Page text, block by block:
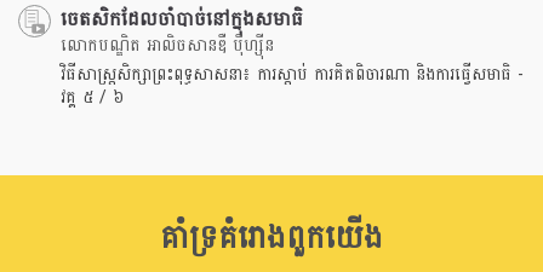
ចេតសិកដែលចាំបាច់នៅក្នុងសមាធិ
លោកបណ្ឌិត អាលិចសានឌឺ បុឺហ្សុីន
វិធីសាស្រ្តសិក្សាព្រះពុទ្ធសាសនា៖ ការស្តាប់ ការគិតពិចារណា និងការធ្វើសមាធិ -
វគ្គ ៥ / ៦
គាំទ្រគំរោងពួកយើង